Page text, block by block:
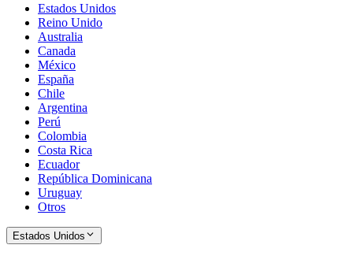
Estados Unidos
Reino Unido
Australia
Canada
México
España
Chile
Argentina
Perú
Colombia
Costa Rica
Ecuador
República Dominicana
Uruguay
Otros
Estados Unidos